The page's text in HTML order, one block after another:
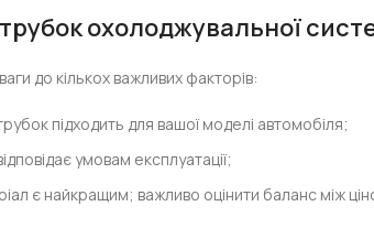
охолоджувальної
до кількох важливих факторів:
підходить для вашої моделі автомобіля;
умовам експлуатації;
є найкращим; важливо оцінити баланс між